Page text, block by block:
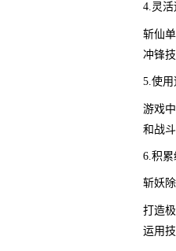
4.灵
斩仙
冲锋
5.使用
游戏
和战斗
6.积累
斩妖
打造
运用